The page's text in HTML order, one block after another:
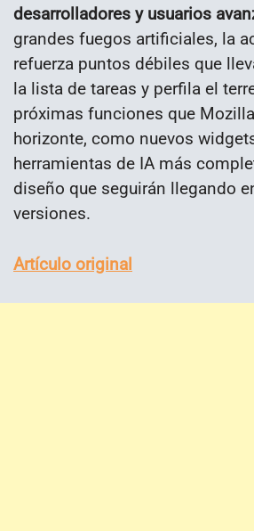
desarrolladores y usuarios
grandes fuegos artificiales, la
refuerza puntos débiles que
la lista de tareas y perfila el
próximas funciones que
horizonte, como nuevos
herramientas de IA más
diseño que seguirán llegando
versiones.
Artículo original